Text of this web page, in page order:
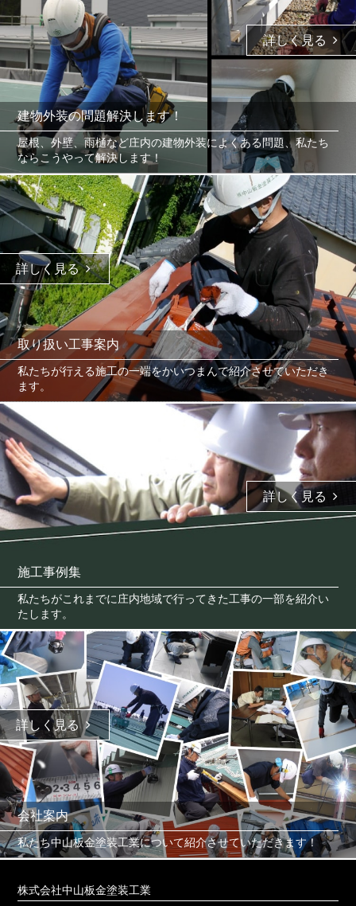
詳しく見る
建物外装の問題解決します！
屋根、外壁、雨樋など庄内の建物外装によくある問題、私たち
ならこうやって解決します！
詳しく見る
取り扱い工事案内
私たちが行える施工の一端をかいつまんで紹介させていただき
ます。
詳しく見る
施工事例集
私たちがこれまでに庄内地域で行ってきた工事の一部を紹介い
たします。
詳しく見る
会社案内
私たち中山板金塗装工業について紹介させていただきます！
株式会社中山板金塗装工業